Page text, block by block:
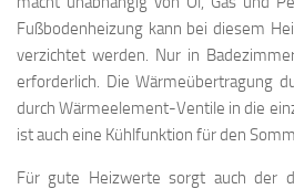
Fußbodenheizung kann bei diesem
verzichtet werden. Nur in
erforderlich. Die Wärmeübertragung
durch Wärmeelement-Ventile in die
ist auch eine Kühlfunktion für den
Für gute Heizwerte sorgt auch der